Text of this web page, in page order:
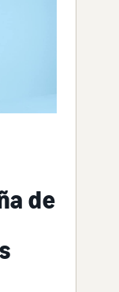
de